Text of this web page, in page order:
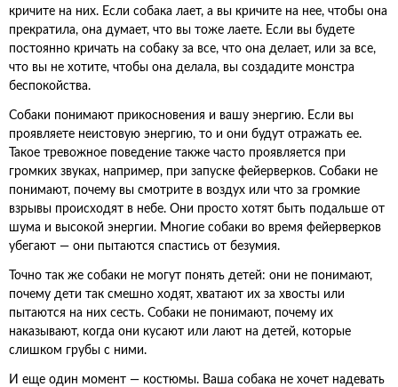
кричите на них. Если собака лает, а вы кричите на нее, чтобы она
прекратила, она думает, что вы тоже лаете. Если вы будете
постоянно кричать на собаку за все, что она делает, или за все,
что вы не хотите, чтобы она делала, вы создадите монстра
беспокойства.
Собаки понимают прикосновения и вашу энергию. Если вы
проявляете неистовую энергию, то и они будут отражать ее.
Такое тревожное поведение также часто проявляется при
громких звуках, например, при запуске фейерверков. Собаки не
понимают, почему вы смотрите в воздух или что за громкие
взрывы происходят в небе. Они просто хотят быть подальше от
шума и высокой энергии. Многие собаки во время фейерверков
убегают — они пытаются спастись от безумия.
Точно так же собаки не могут понять детей: они не понимают,
почему дети так смешно ходят, хватают их за хвосты или
пытаются на них сесть. Собаки не понимают, почему их
наказывают, когда они кусают или лают на детей, которые
слишком грубы с ними.
И еще один момент — костюмы. Ваша собака не хочет надевать